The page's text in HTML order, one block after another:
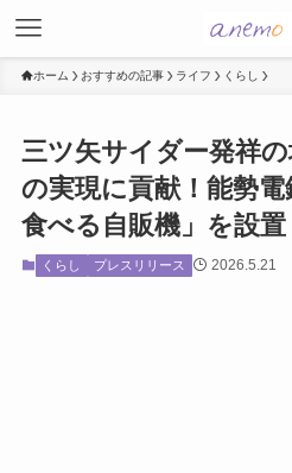
ホーム おすすめの記事 ライフ くらし
三ツ矢サイダー発祥
の実現に貢献！能勢
食べる自販機」を設置
くらし プレスリリース 2026.5.21